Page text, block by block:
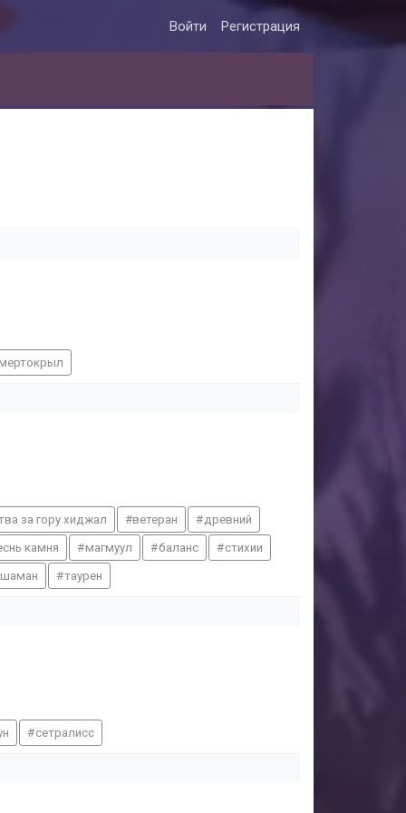
Войти Регистрация
за гору хиджал ветеран древний
камня магмуул баланс стихии
шаман таурен
сетралисс